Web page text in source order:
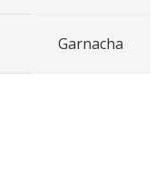
Garnacha